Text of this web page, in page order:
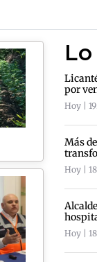
por
Hoy |
Más
Hoy |
Hoy |